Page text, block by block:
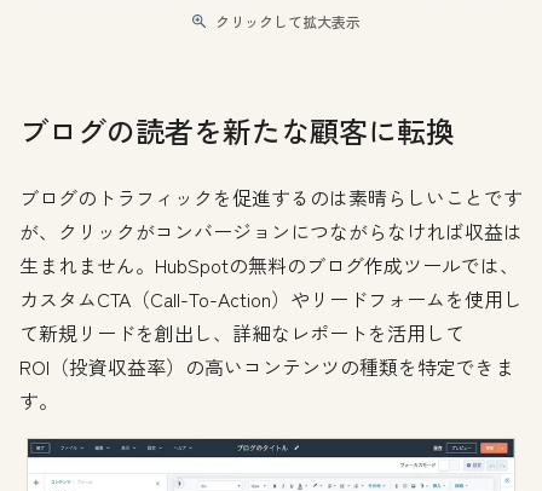
クリックして拡大表示
ブログの読者を新たな顧客に転換
ブログのトラフィックを促進するのは素晴らしいことです
が、クリックがコンバージョンにつながらなければ収益は
生まれません。HubSpotの無料のブログ作成ツールでは、
カスタムCTA（Call-To-Action）やリードフォームを使用し
て新規リードを創出し、詳細なレポートを活用して
ROI（投資収益率）の高いコンテンツの種類を特定できま
す。